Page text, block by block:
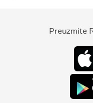
Preuzmite